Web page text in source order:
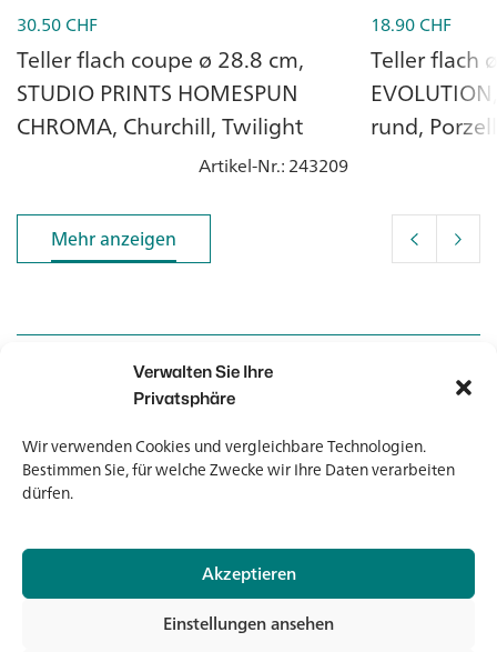
Verwalten Sie Ihre
Privatsphäre
Wir verwenden Cookies und vergleichbare Technologien.
Bestimmen Sie, für welche Zwecke wir Ihre Daten verarbeiten
dürfen.
Akzeptieren
Einstellungen ansehen
30.50CHF
Teller flach coupe ø 28.8 cm,
STUDIO PRINTS HOMESPUN
CHROMA, Churchill, Twilight
Artikel-Nr.: 243209
18.90CHF
Teller flach
rund,
Mehr anzeigen
Mehr anzeigen
Kontakt
Kontakt
Newsletter
Newsletter
© 2026 Banholzer AG
Impressum